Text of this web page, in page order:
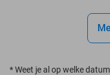
*Weet je al op welke